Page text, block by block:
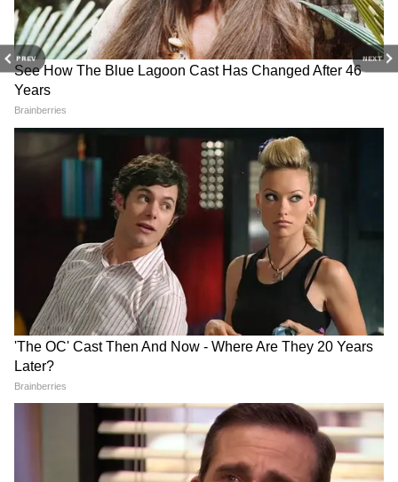
PREV NEXT
Shubman Gill Injury: प्रैक्टिस
के दौरान चोटिल हुए कप्तान, क्या
खेल पाएंगे पहला टेस्ट?
Women's Asia Cup 2026: 9
महामुकाबला
IND vs SL Practice Match:
टेस्ट सीरीज से पहले कब, कहां और
कैसे देखें भारत बनाम श्रीलंका XI
मुकाबला?
बतौर टेस्ट कप्तान कैसा रहा शुभमन
गिल का रिकॉर्ड? श्रीलंका दौरे पर
होगी असली अग्निपरीक्षा
LATEST VIDEOS
Rahul Gandhi से मिलीं CJP Protest में
लाठी खाने वाली Muskaan, Delhi Police से
दाग दिया ये सवाल!